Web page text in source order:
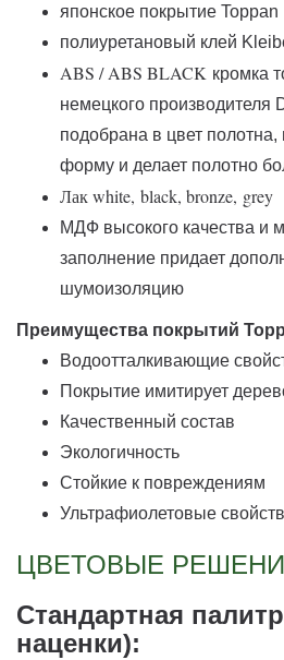
японское покрытие Toppan
полиуретановый клей
ABS / ABS BLACK кромка
немецкого производителя
подобрана в цвет
форму и делает полотно
Лак white, black, bronze, grey
МДФ высокого качества и
заполнение придает
шумоизоляцию
Преимущества покрытий
Водоотталкивающие
Покрытие имитирует
Качественный состав
Экологичность
Стойкие к повреждениям
Ультрафиолетовые
ЦВЕТОВЫЕ
Стандартная
наценки):